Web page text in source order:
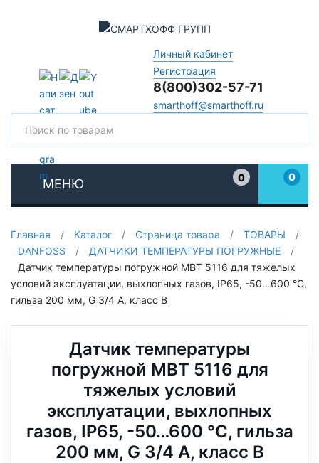
Личный кабинет
Регистрация
8(800)302-57-71
smarthoff@smarthoff.ru
МЕНЮ
0
0
Главная / Каталог / Страница товара / ТОВАРЫ
/
DANFOSS
/ ДАТЧИКИ ТЕМПЕРАТУРЫ ПОГРУЖНЫЕ
/
Датчик температуры погружной MBT 5116 для тяжелых
условий эксплуатации, выхлопных газов, IP65, -50…600 °C,
гильза 200 мм, G 3/4 A, класс B
Датчик температуры
погружной MBT 5116 для
тяжелых условий
эксплуатации, выхлопных
газов, IP65, -50…600 °C, гильза
200 мм, G 3/4 A, класс B